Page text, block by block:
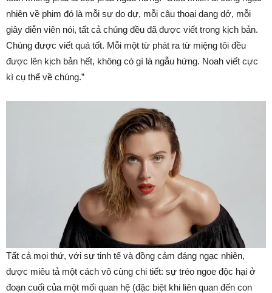
nhiên về phim đó là mỗi sự do dự, mỗi câu thoại dang dở, mỗi
giây diễn viên nói, tất cả chúng đều đã được viết trong kịch bản.
Chúng được viết quá tốt. Mỗi một từ phát ra từ miệng tôi đều
được lên kịch bản hết, không có gì là ngẫu hứng. Noah viết cực
kì cụ thể về chúng.”
Tất cả mọi thứ, với sự tinh tế và đồng cảm đáng ngạc nhiên,
được miêu tả một cách vô cùng chi tiết: sự tréo ngoe độc hại ở
đoạn cuối của một mối quan hệ (đặc biệt khi liên quan đến con